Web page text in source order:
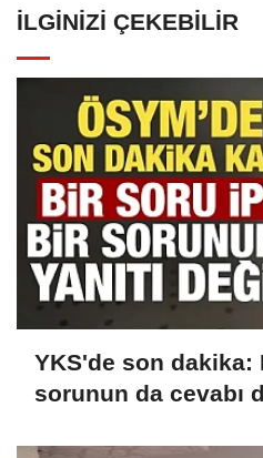
İLGINIZI ÇEKEBILIR
YKS'de son
sorunun da cevabı